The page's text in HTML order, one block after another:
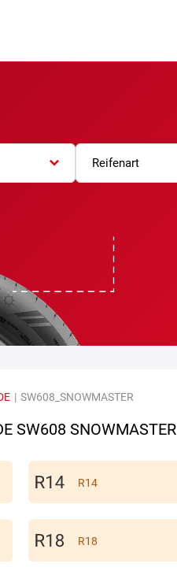
Reifenart
| SW608_SNOWMASTER
SW608 SNOWMASTER
R14
R18